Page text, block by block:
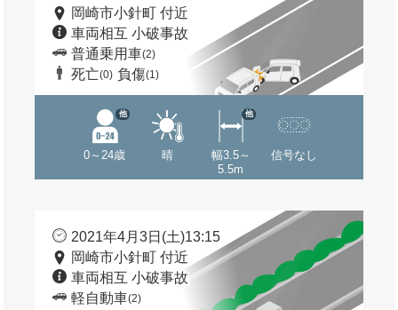
岡崎市小針町 付近
車両相互 小破事故
普通乗用車(2)
死亡(0) 負傷(1)
0～24歳
他
晴
幅3.5～
5.5m
他
信号なし
2021年4月3日(土)13:15
岡崎市小針町 付近
車両相互 小破事故
軽自動車(2)